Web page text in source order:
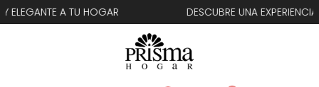
DESCUBRE UNA EXPERIENCIA DE CONFORT INCREÍBLE